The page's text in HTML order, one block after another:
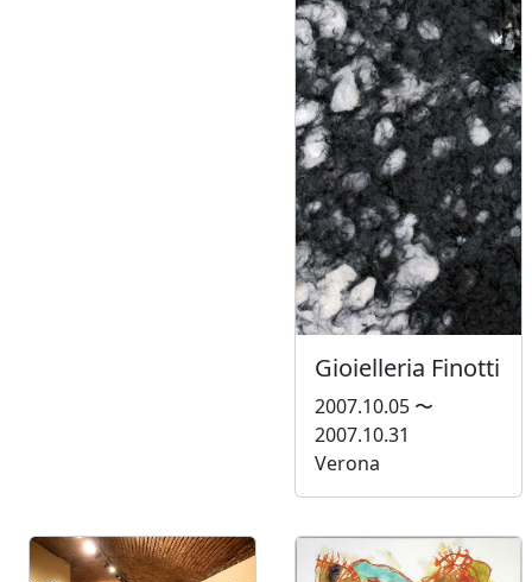
Gioielleria Finotti
2007.10.05 〜
2007.10.31
Verona